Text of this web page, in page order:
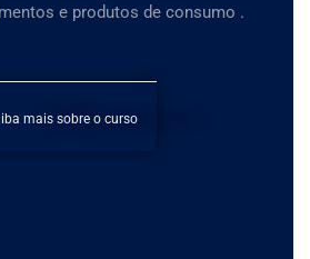
e produtos de consumo .
mais sobre o curso